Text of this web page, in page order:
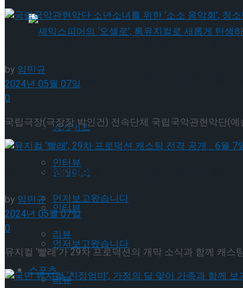
셰익스피어의 ‘오셀로’, 록뮤지컬로 새롭
Trending Tags
앙케이트
인터뷰
먼저보고왔습니다
리뷰
스포츠
셰익스피어의 ‘오셀로’, 록뮤지컬로 새롭게
Trending Tags
앙케이트
인터뷰
먼저보고왔습니다
리뷰
by임민규
2024년 05월 07일
0
국립극장(극장장 박인건) 전속단체 국립국악관현악단(
뮤지컬 ‘빨래’, 29차 프로덕션 캐스팅 전격 공개…
by임민규
2024년 05월 07일
0
뮤지컬 ‘빨래’가 29차 프로덕션의 개막 소식과 함께 캐